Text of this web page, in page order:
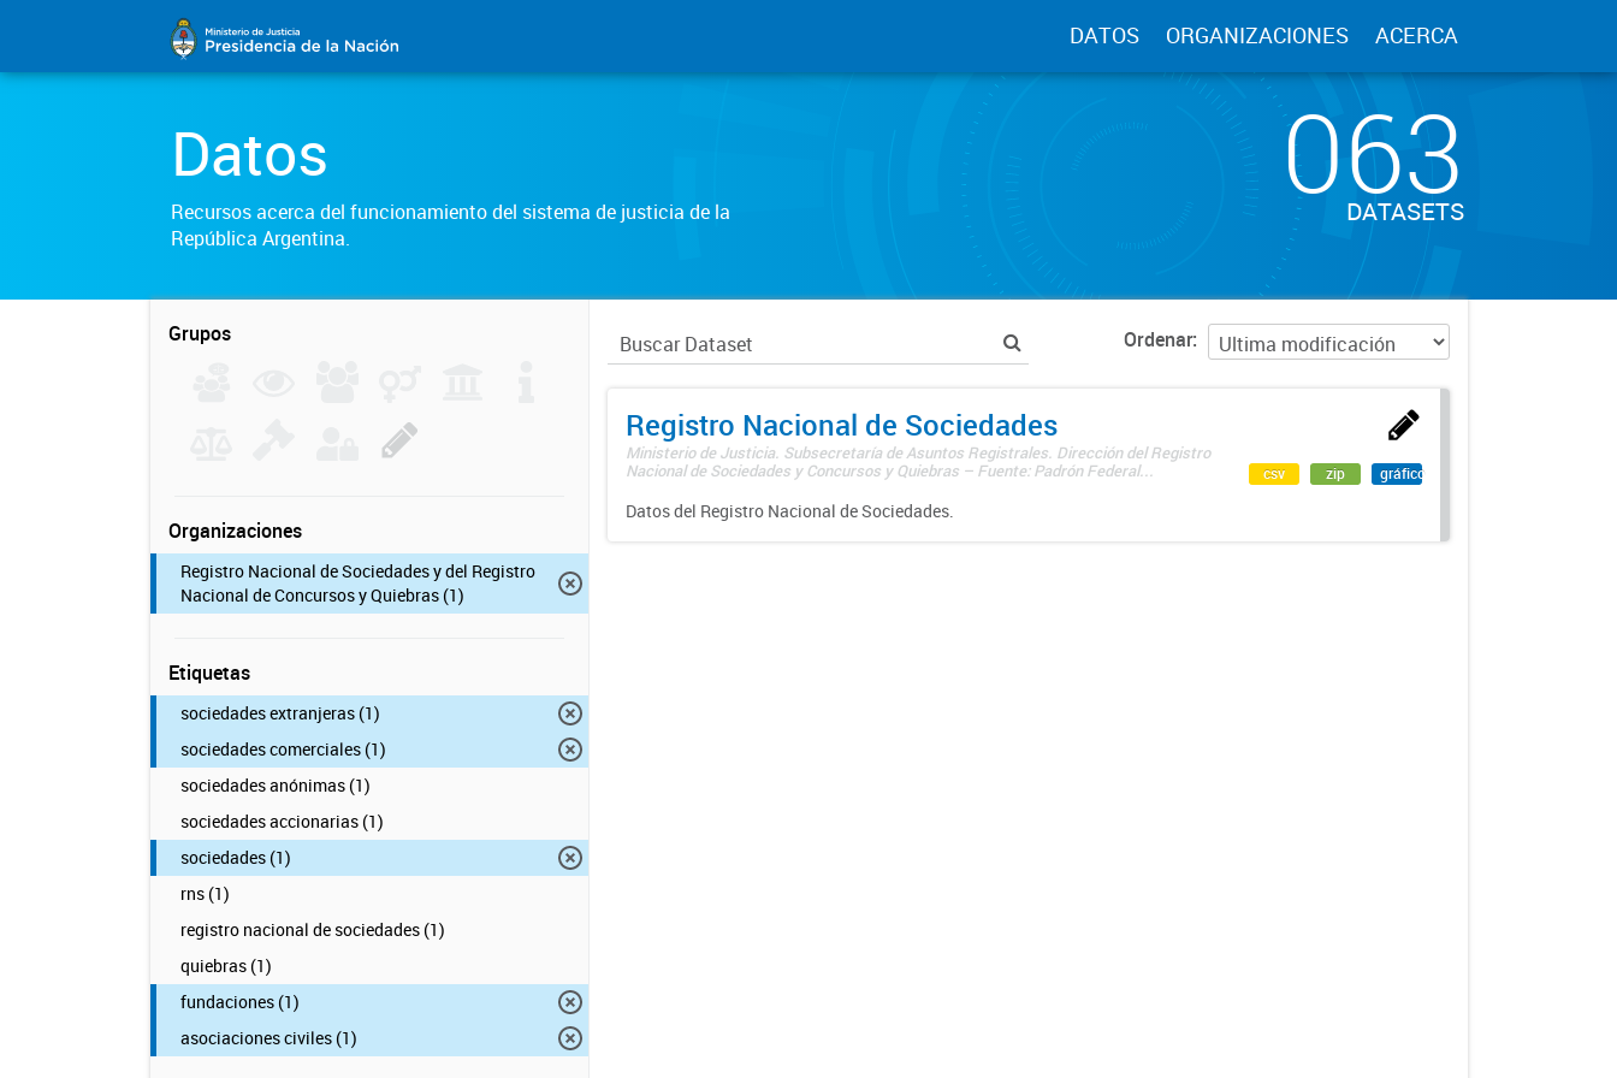
DATOS ORGANIZACIONES ACERCA
Datos
Recursos acerca del funcionamiento del sistema de justicia de la
República Argentina.
063
DATASETS
Grupos
Organizaciones
Registro Nacional de Sociedades y del Registro
Nacional de Concursos y Quiebras (1)
Etiquetas
sociedades extranjeras (1)
sociedades comerciales (1)
sociedades anónimas (1)
sociedades accionarias (1)
sociedades (1)
rns (1)
registro nacional de sociedades (1)
quiebras (1)
fundaciones (1)
asociaciones civiles (1)
Ordenar
Registro Nacional de Sociedades
Ministerio de Justicia. Subsecretaría de Asuntos Registrales. Dirección del Registro
Nacional de Sociedades y Concursos y Quiebras – Fuente: Padrón Federal...
Datos del Registro Nacional de Sociedades.
csv zip gráfico